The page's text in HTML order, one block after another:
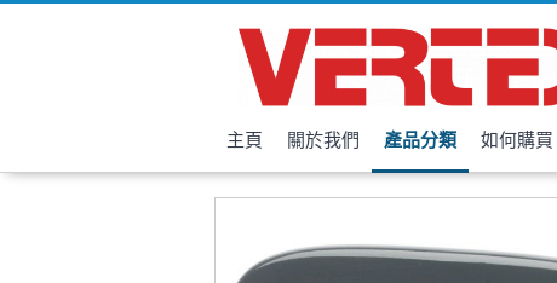
主頁 關於我們 產品分類 如何購買